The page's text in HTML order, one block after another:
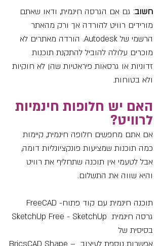
חשוב: גם אם הגרסה חינמית, ודאו שאתם
מורידים רוויט להורדה אך ורק מהאתר
הרשמי של Autodesk. הורדה מאתרים לא
מוכרים עלולה להוביל להתקנת תוכנות
זדוניות או גרסאות פיראטיות שהן לא חוקיות
ולא בטוחות.
האם יש חלופות חינמיות
לרוויט?
אם אתם מחפשים חלופה חינמית, קיימות
כמה תוכנות שמציעות פונקציונליות דומה,
אבל לטעמי אין תוכנה שתחליף את רוויט
והיא שווה את התשלום.
FreeCAD -תוכנה חינמית עם קוד פתוח
SketchUp Free - SketchUp גרסה חינמית
בסיסית של